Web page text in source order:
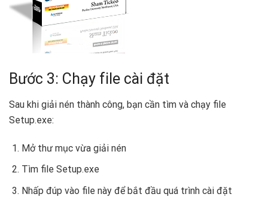
Bước 3: Chạy file cài đặt
Sau khi giải nén thành công, bạn cần tìm và chạy file
Setup.exe:
Mở thư mục vừa giải nén
Tìm file Setup.exe
Nhấp đúp vào file này để bắt đầu quá trình cài đặt